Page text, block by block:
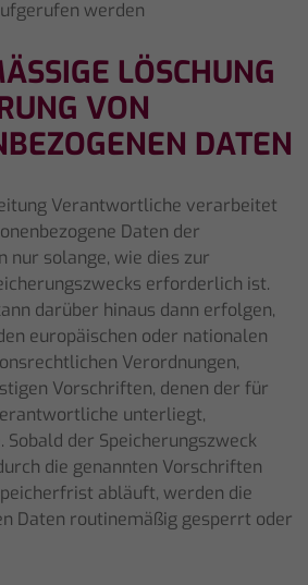
werden
LÖSCHUNG U
VON P
DATEN
Verantwortliche verarbeitet
Daten der
nur solange, wie dies zur
erforderlich ist.
darüber hinaus dann erfolgen,
europäischen oder nationalen
Verordnungen,
Vorschriften, denen der für
unterliegt,
Sobald der Speicherungszweck
die genannten Vorschriften
abläuft, werden die
Daten routinemäßig gesperrt oder